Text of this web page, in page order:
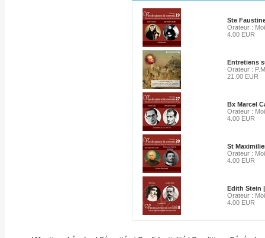
Ste
Orateur :
4.00 EUR
Entretiens
Orateur :
21.00 EUR
Bx Marcel
Orateur :
4.00 EUR
St
Orateur :
4.00 EUR
Edith Stein
Orateur :
4.00 EUR